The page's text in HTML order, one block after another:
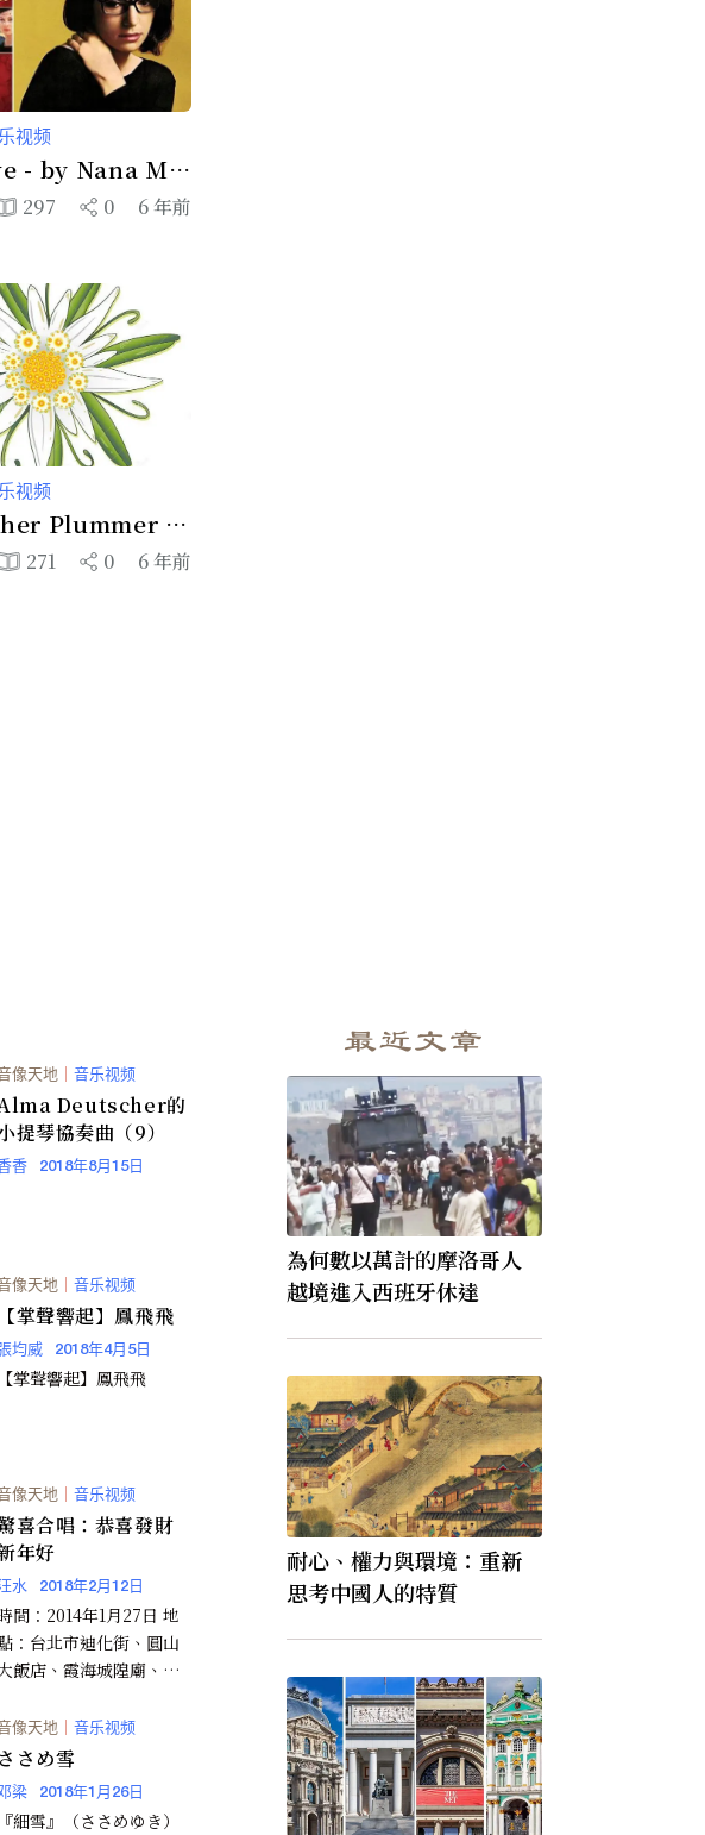
视频
- by Nana Mo
娜娜）
297 0 6 年前
视频
Plummer -
- The Sound
271 0 6 年前
像天地 ｜ 音乐视频
Deutscher的
提琴協奏曲（9）
香 2018年8月15日
像天地 ｜ 音乐视频
【掌聲響起】鳳飛飛
均威 2018年4月5日
【掌聲響起】鳳飛飛
像天地 音乐视频
喜合唱：恭喜發財
年好
水 2018年2月12日
間：2014年1月27日 地
：台北市迪化街、圓山
飯店、霞海城隍廟、建
台北快閃團 ...
像天地 音乐视频
ささめ雪
梁 2018年1月26日
『細雪』（ささめゆき）
最近文章
為何數以萬計的摩洛哥人
越境進入西班牙休達
耐心、權力與環境：重新
思考中國人的特質